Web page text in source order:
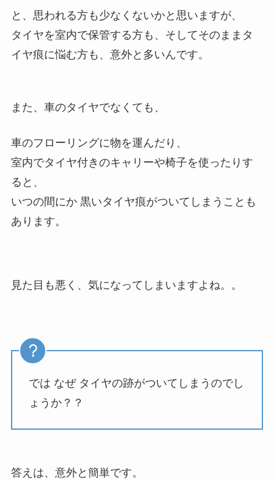
と、思われる方も少なくないかと思いますが、
タイヤを室内で保管する方も、そしてそのままタ
イヤ痕に悩む方も、意外と多いんです。
また、車のタイヤでなくても、
車のフローリングに物を運んだり、
室内でタイヤ付きのキャリーや椅子を使ったりす
ると、
いつの間にか 黒いタイヤ痕がついてしまうことも
あります。
見た目も悪く、気になってしまいますよね。。
では なぜ タイヤの跡がついてしまうのでし
ょうか？？
答えは、意外と簡単です。